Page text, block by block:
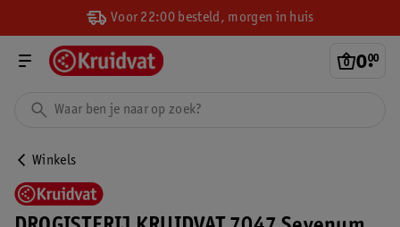
Voor 22:00 besteld, morgen in huis
0.
00
Winkels